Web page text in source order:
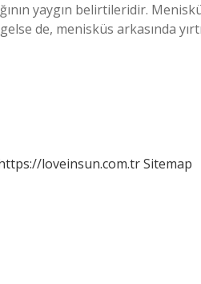
yaygın belirtileridir.
de, menisküs arkasında
loveinsun.com.trSitemap